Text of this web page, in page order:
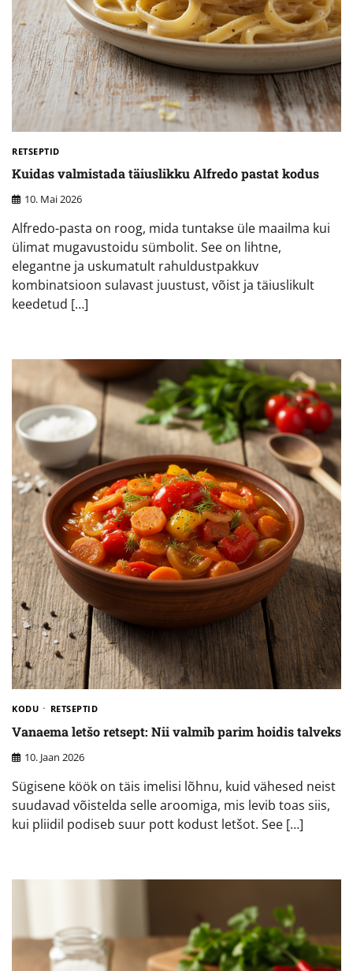
RETSEPTID
Kuidas valmistada täiuslikku Alfredo pastat kodus
10. Mai 2026
Alfredo-pasta on roog, mida tuntakse üle maailma kui
ülimat mugavustoidu sümbolit. See on lihtne,
elegantne ja uskumatult rahuldustpakkuv
kombinatsioon sulavast juustust, võist ja täiuslikult
keedetud […]
KODU RETSEPTID
Vanaema letšo retsept: Nii valmib parim hoidis talveks
10. Jaan 2026
Sügisene köök on täis imelisi lõhnu, kuid vähesed neist
suudavad võistelda selle aroomiga, mis levib toas siis,
kui pliidil podiseb suur pott kodust letšot. See […]